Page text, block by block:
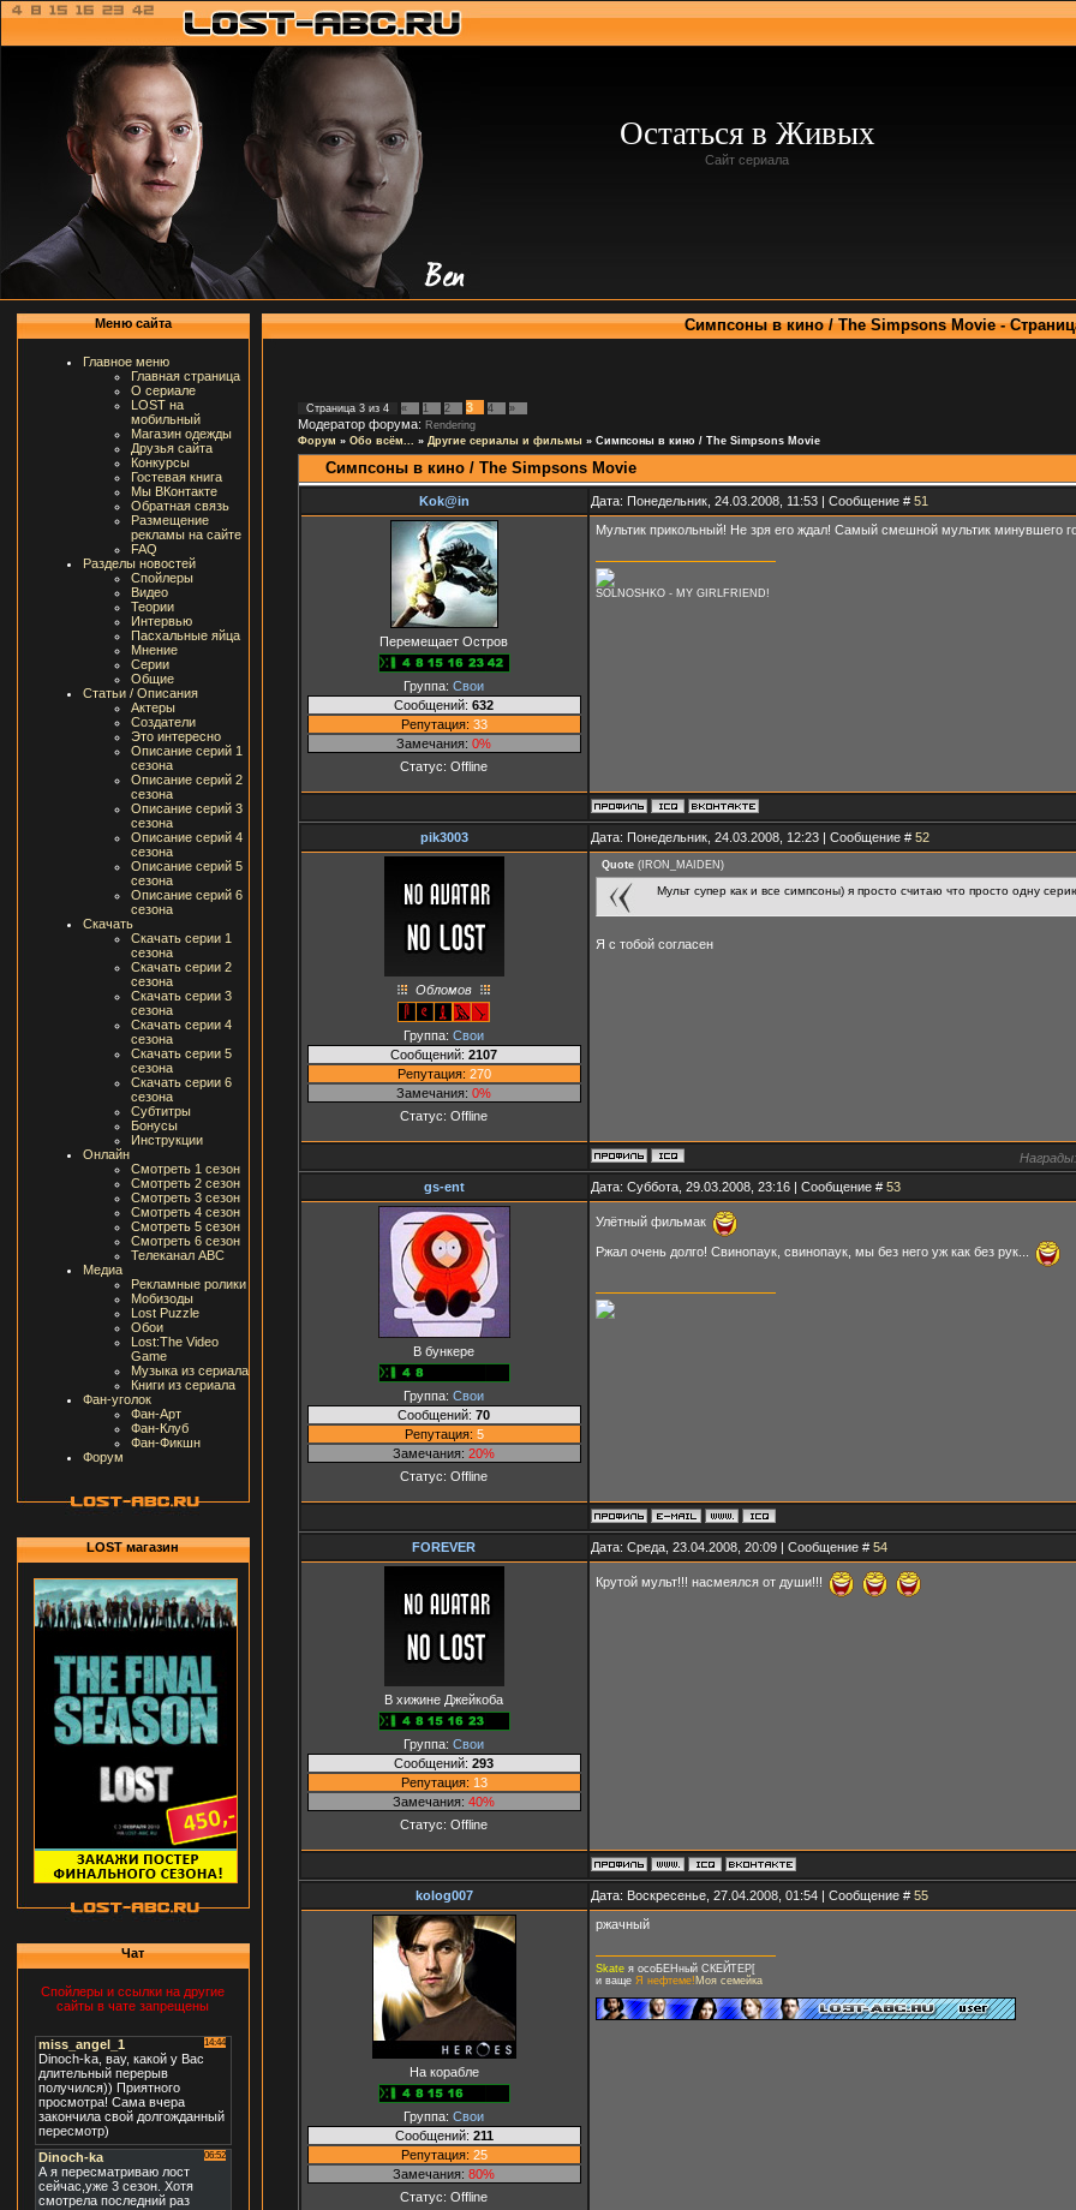
Остаться в Живых
Сайт сериала
Меню сайта
Главное меню
Главная страница
О сериале
LOST на
мобильный
Магазин одежды
Друзья сайта
Конкурсы
Гостевая книга
Мы ВКонтакте
Обратная связь
Размещение
рекламы на сайте
FAQ
Разделы новостей
Спойлеры
Видео
Теории
Интервью
Пасхальные яйца
Мнение
Серии
Общие
Статьи / Описания
Актеры
Создатели
Это интересно
Описание серий 1
сезона
Описание серий 2
сезона
Описание серий 3
сезона
Описание серий 4
сезона
Описание серий 5
сезона
Описание серий 6
сезона
Скачать
Скачать серии 1
сезона
Скачать серии 2
сезона
Скачать серии 3
сезона
Скачать серии 4
сезона
Скачать серии 5
сезона
Скачать серии 6
сезона
Субтитры
Бонусы
Инструкции
Онлайн
Смотреть 1 сезон
Смотреть 2 сезон
Смотреть 3 сезон
Смотреть 4 сезон
Смотреть 5 сезон
Смотреть 6 сезон
Телеканал ABC
Медиа
Рекламные ролики
Мобизоды
Lost Puzzle
Обои
Lost:The Video
Game
Музыка из сериала
Книги из сериала
Фан-уголок
Фан-Арт
Фан-Клуб
Фан-Фикшн
Форум
LOST магазин
Чат
Спойлеры и ссылки на другие
сайты в чате запрещены
Симпсоны в кино / The Simpsons Movie -
Страница 3из 4 « 1 2 3 4 »
Модератор форума: Rendering
Форум » Обо всём... » Другие сериалы и фильмы » Симпсоны в кино / The Simpsons Movie
Симпсоны в кино / The Simpsons Movie
Kok@in Дата: Понедельник, 24.03.2008, 11:53 | Сообщение # 51
Перемещает Остров
Группа: Свои
Сообщений: 632
Репутация: 33
Замечания: 0%
Статус: Offline
Мультик прикольный! Не зря его ждал! Самый смешной мультик минувшего
SOLNOSHKO - MY GIRLFRIEND!
pik3003 Дата: Понедельник, 24.03.2008, 12:23 | Сообщение # 52
Обломов
Группа: Свои
Сообщений: 2107
Репутация: 270
Замечания: 0%
Статус: Offline
Quote(IRON_MAIDEN )
Мульт супер как и все симпсоны) я просто считаю что просто одну
Я с тобой согласен
Награды:
gs-ent Дата: Суббота, 29.03.2008, 23:16 | Сообщение # 53
В бункере
Группа: Свои
Сообщений: 70
Репутация: 5
Замечания: 20%
Статус: Offline
Улётный фильмак
Ржал очень долго! Свинопаук, свинопаук, мы без него уж как без рук...
FOREVER Дата: Среда, 23.04.2008, 20:09 | Сообщение # 54
В хижине Джейкоба
Группа: Свои
Сообщений: 293
Репутация: 13
Замечания: 40%
Статус: Offline
Крутой мульт!!! насмеялся от души!!!
kolog007 Дата: Воскресенье, 27.04.2008, 01:54 | Сообщение # 55
На корабле
Группа: Свои
Сообщений: 211
Репутация: 25
Замечания: 80%
Статус: Offline
ржачный
Skateя осоБЕНный СКЕЙТЕР[
и ваще Я нефтеме! Моя семейка